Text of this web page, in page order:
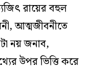
রায়ের বহুল
আত্মজীবনীতে
নয় জনাব,
উপর ভিত্তি করে